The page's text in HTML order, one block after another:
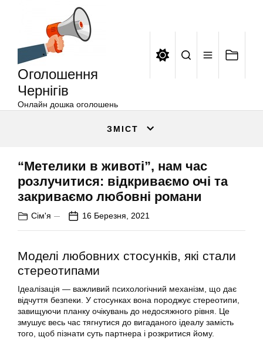
Оголошення
Чернігів
Онлайн дошка оголошень
ЗМІСТ
“Метелики в животі”, нам час
розлучитися: відкриваємо очі та
закриваємо любовні романи
Сім'я 16 Березня, 2021
Моделі любовних стосунків, які стали
стереотипами
Ідеалізація — важливий психологічний механізм, що дає
відчуття безпеки. У стосунках вона породжує стереотипи,
завищуючи планку очікувань до недосяжного рівня. Це
змушує весь час тягнутися до вигаданого ідеалу замість
того, щоб пізнати суть партнера і розкритися йому.